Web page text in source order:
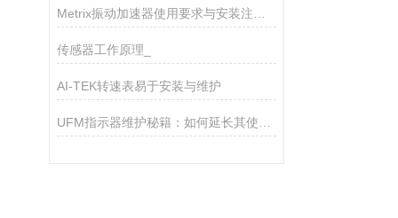
传感器工作原理_
AI-TEK转速表易于安装与维护